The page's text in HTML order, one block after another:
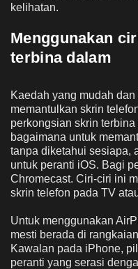
kelihatan.
Menggunakan
terbina dalam
Kaedah yang mudah
memantulkan skrin
perkongsian skrin
bagaimana untuk
tanpa diketahui sesiapa,
untuk peranti iOS. Bagi
Chromecast. Ciri-ciri ini
skrin telefon pada TV
Untuk menggunakan
mesti berada di
Kawalan pada iPhone,
peranti yang serasi